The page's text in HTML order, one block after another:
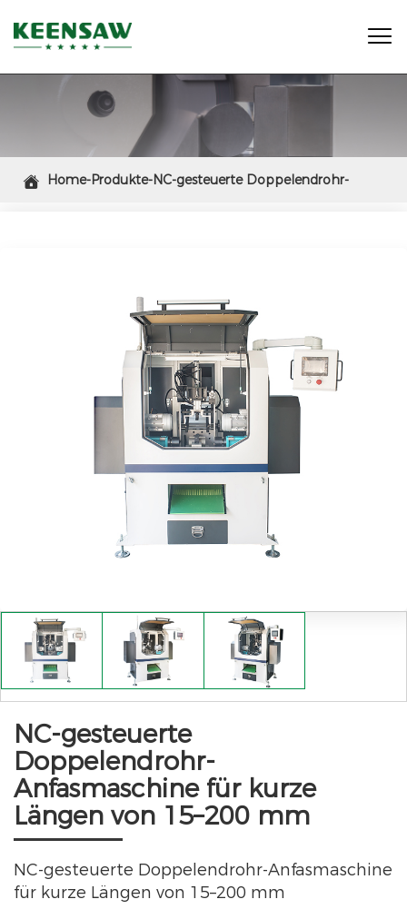

 Home-Produkte-NC-gesteuerte Doppelendrohr-
NC-gesteuerte
Doppelendrohr-
Anfasmaschine für kurze
Längen von 15–200 mm
NC-gesteuerte Doppelendrohr-Anfasmaschine
für kurze Längen von 15–200 mm